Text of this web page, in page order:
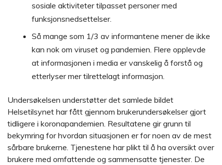
sosiale aktiviteter tilpasset personer med
funksjonsnedsettelser.
Så mange som 1/3 av informantene mener de ikke
kan nok om viruset og pandemien. Flere opplevde
at informasjonen i media er vanskelig å forstå og
etterlyser mer tilrettelagt informasjon.
Undersøkelsen understøtter det samlede bildet
Helsetilsynet har fått gjennom brukerundersøkelser gjort
tidligere i koronapandemien. Resultatene gir grunn til
bekymring for hvordan situasjonen er for noen av de mest
sårbare brukerne. Tjenestene har plikt til å ha oversikt over
brukere med omfattende og sammensatte tjenester. De